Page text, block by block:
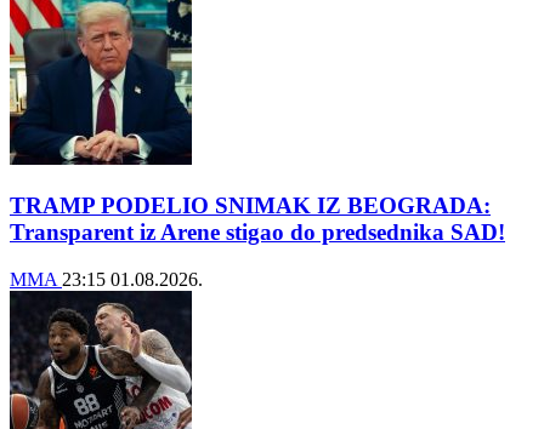
TRAMP PODELIO SNIMAK IZ BEOGRADA:
Transparent iz Arene stigao do predsednika SAD!
MMA 23:15 01.08.2026.